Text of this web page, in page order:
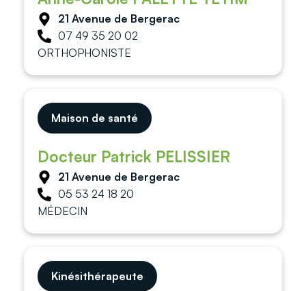
21 Avenue de Bergerac
07 49 35 20 02
ORTHOPHONISTE
Maison de santé
Docteur Patrick PELISSIER
21 Avenue de Bergerac
05 53 24 18 20
MÉDECIN
Kinésithérapeute